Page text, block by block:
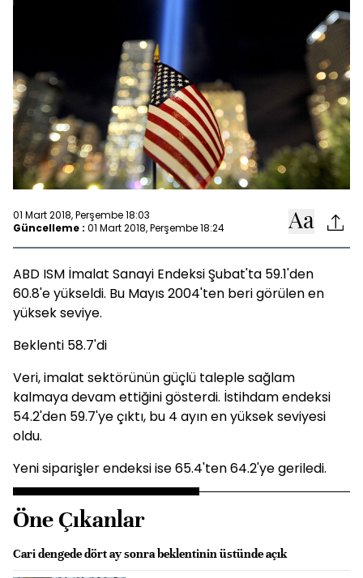
01 Mart 2018, Perşembe 18:03
Güncelleme : 01 Mart 2018, Perşembe 18:24
ABD ISM İmalat Sanayi Endeksi Şubat'ta 59.1'den
60.8'e yükseldi. Bu Mayıs 2004'ten beri görülen en
yüksek seviye.
Beklenti 58.7'di
Veri, imalat sektörünün güçlü taleple sağlam
kalmaya devam ettiğini gösterdi. İstihdam endeksi
54.2'den 59.7'ye çıktı, bu 4 ayın en yüksek seviyesi
oldu.
Yeni siparişler endeksi ise 65.4'ten 64.2'ye geriledi.
Öne Çıkanlar
Cari dengede dört ay sonra beklentinin üstünde açık